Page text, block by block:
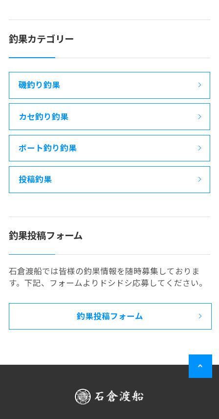
釣果カテゴリー
磯釣り釣果
カセ釣り釣果
ボート釣り釣果
投稿釣果
釣果投稿フォーム
石倉渡船では皆様の釣果情報を随時募集しておりま
す。下記、フォームよりドシドシ応募してください。
釣果投稿フォーム